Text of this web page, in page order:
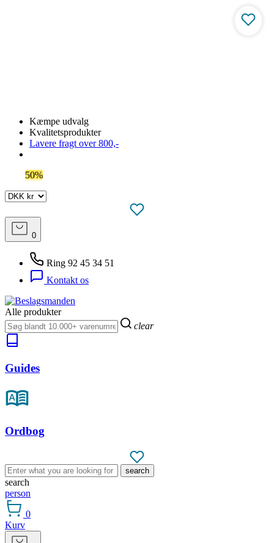
Kæmpe udvalg
Kvalitetsprodukter
Lavere fragt over 800,-
50%
0
Ring 92 45 34 51
Kontakt os
Alle produkter
clear
Guides
Ordbog
search
search
person
0
Kurv